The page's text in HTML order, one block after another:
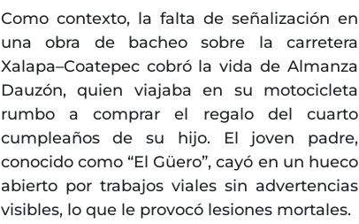
Como contexto, la falta de señalización en
una obra de bacheo sobre la carretera
Xalapa–Coatepec cobró la vida de Almanza
Dauzón, quien viajaba en su motocicleta
rumbo a comprar el regalo del cuarto
cumpleaños de su hijo. El joven padre,
conocido como “El Güero”, cayó en un hueco
abierto por trabajos viales sin advertencias
visibles, lo que le provocó lesiones mortales.